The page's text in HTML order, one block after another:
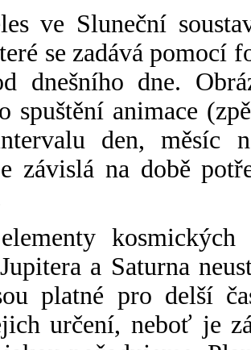
ve Sluneční
se zadává pomocí
dnešního dne.
spuštění animace
den, měsíc
závislá na době
a Saturna
platné pro delší
určení, neboť je